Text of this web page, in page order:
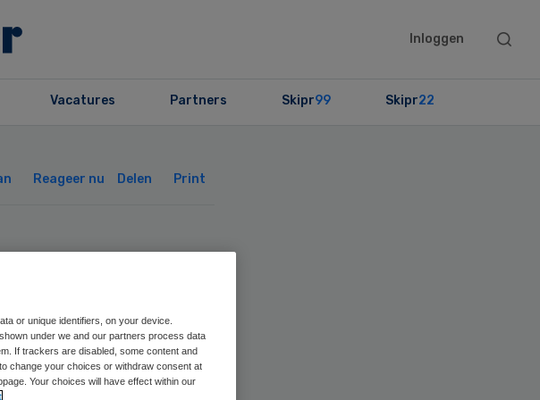
Inloggen
Search
Vacatures Partners Skipr99 Skipr22
Reageer nu Delen Print
or unique identifiers, on your device.
under we and our partners process data
If trackers are disabled, some content and
change your choices or withdraw consent at
Your choices will have effect within our